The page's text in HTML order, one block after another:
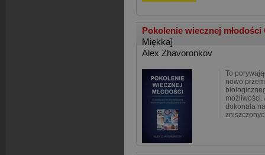
Pokolenie wiecznej
Miękka]
Alex Zhavoronkov
To
nowo
możliwości.
dokonała